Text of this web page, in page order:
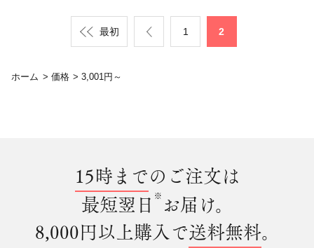
最初 1 2
ホーム > 価格 > 3,001円～
15時までのご注文は
最短翌日 ※ お届け。
8,000円以上購入で送料無料。